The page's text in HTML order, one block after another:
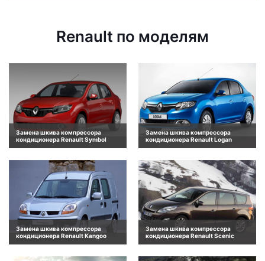
Renault по моделям
Замена шкива компрессора
кондиционера Renault Symbol
Замена шкива компрессора
кондиционера Renault Logan
Замена шкива компрессора
кондиционера Renault Kangoo
Замена шкива компрессора
кондиционера Renault Scenic